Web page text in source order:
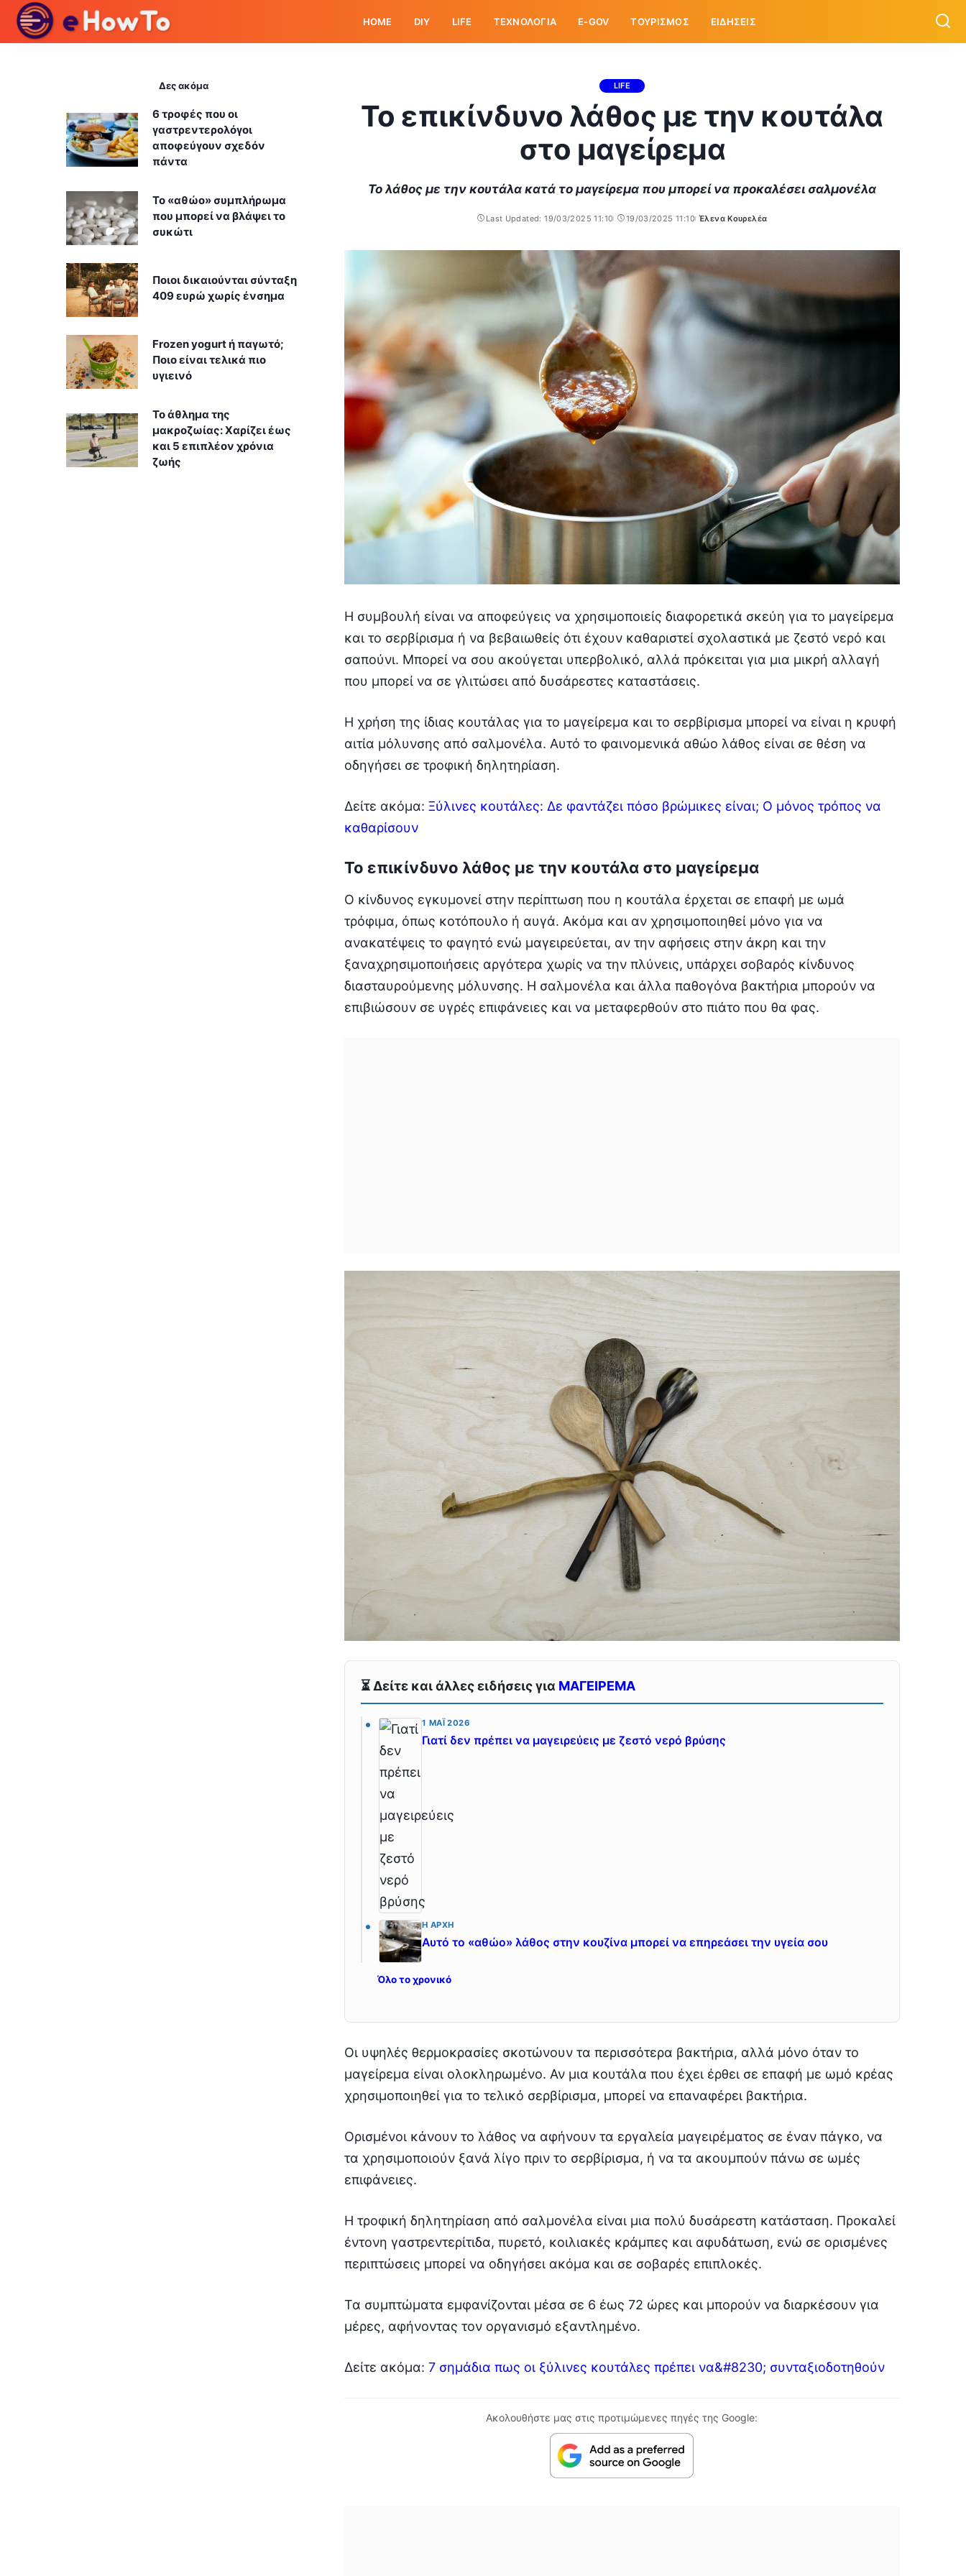
HOME DIY LIFE ΤΕΧΝΟΛΟΓΙΑ E-GOV ΤΟΥΡΙΣΜΟΣ ΕΙΔΗΣΕΙΣ
LIFE
Το επικίνδυνο λάθος με την κουτάλα
στο μαγείρεμα
Το λάθος με την κουτάλα κατά το μαγείρεμα που μπορεί να προκαλέσει σαλμονέλα
Last Updated: 19/03/2025 11:10 19/03/2025 11:10
Posted
Έλενα Κουρελέα
Η συμβουλή είναι να αποφεύγεις να χρησιμοποιείς διαφορετικά σκεύη για το μαγείρεμα
και το σερβίρισμα ή να βεβαιωθείς ότι έχουν καθαριστεί σχολαστικά με ζεστό νερό και
σαπούνι. Μπορεί να σου ακούγεται υπερβολικό, αλλά πρόκειται για μια μικρή αλλαγή
που μπορεί να σε γλιτώσει από δυσάρεστες καταστάσεις.
Η χρήση της ίδιας κουτάλας για το μαγείρεμα και το σερβίρισμα μπορεί να είναι η κρυφή
αιτία μόλυνσης από σαλμονέλα. Αυτό το φαινομενικά αθώο λάθος είναι σε θέση να
οδηγήσει σε τροφική δηλητηρίαση.
Δείτε ακόμα: Ξύλινες κουτάλες: Δε φαντάζει πόσο βρώμικες είναι; Ο μόνος τρόπος να
καθαρίσουν
Το επικίνδυνο λάθος με την κουτάλα στο μαγείρεμα
Ο κίνδυνος εγκυμονεί στην περίπτωση που η κουτάλα έρχεται σε επαφή με ωμά
τρόφιμα, όπως κοτόπουλο ή αυγά. Ακόμα και αν χρησιμοποιηθεί μόνο για να
ανακατέψεις το φαγητό ενώ μαγειρεύεται, αν την αφήσεις στην άκρη και την
ξαναχρησιμοποιήσεις αργότερα χωρίς να την πλύνεις, υπάρχει σοβαρός κίνδυνος
διασταυρούμενης μόλυνσης. Η σαλμονέλα και άλλα παθογόνα βακτήρια μπορούν να
επιβιώσουν σε υγρές επιφάνειες και να μεταφερθούν στο πιάτο που θα φας.
⏳ Δείτε και άλλες ειδήσεις για ΜΑΓΕΙΡΕΜΑ
1 ΜΆΙ 2026
Γιατί δεν πρέπει να μαγειρεύεις με ζεστό νερό βρύσης
Η ΑΡΧΉ
Αυτό το «αθώο» λάθος στην κουζίνα μπορεί να επηρεάσει την υγεία σου
Όλο το χρονικό
Οι υψηλές θερμοκρασίες σκοτώνουν τα περισσότερα βακτήρια, αλλά μόνο όταν το
μαγείρεμα είναι ολοκληρωμένο. Αν μια κουτάλα που έχει έρθει σε επαφή με ωμό κρέας
χρησιμοποιηθεί για το τελικό σερβίρισμα, μπορεί να επαναφέρει βακτήρια.
Ορισμένοι κάνουν το λάθος να αφήνουν τα εργαλεία μαγειρέματος σε έναν πάγκο, να
τα χρησιμοποιούν ξανά λίγο πριν το σερβίρισμα, ή να τα ακουμπούν πάνω σε ωμές
επιφάνειες.
Η τροφική δηλητηρίαση από σαλμονέλα είναι μια πολύ δυσάρεστη κατάσταση. Προκαλεί
έντονη γαστρεντερίτιδα, πυρετό, κοιλιακές κράμπες και αφυδάτωση, ενώ σε ορισμένες
περιπτώσεις μπορεί να οδηγήσει ακόμα και σε σοβαρές επιπλοκές.
Τα συμπτώματα εμφανίζονται μέσα σε 6 έως 72 ώρες και μπορούν να διαρκέσουν για
μέρες, αφήνοντας τον οργανισμό εξαντλημένο.
Δείτε ακόμα: 7 σημάδια πως οι ξύλινες κουτάλες πρέπει να&#8230; συνταξιοδοτηθούν
Ακολουθήστε μας στις προτιμώμενες πηγές της Google:
Δες ακόμα
6 τροφές που οι
γαστρεντερολόγοι
αποφεύγουν σχεδόν
πάντα
Το «αθώο» συμπλήρωμα
που μπορεί να βλάψει το
συκώτι
Ποιοι δικαιούνται σύνταξη
409 ευρώ χωρίς ένσημα
Frozen yogurt ή παγωτό;
Ποιο είναι τελικά πιο
υγιεινό
Το άθλημα της
μακροζωίας: Χαρίζει έως
και 5 επιπλέον χρόνια
ζωής